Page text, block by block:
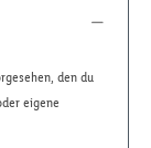
den du
eigene